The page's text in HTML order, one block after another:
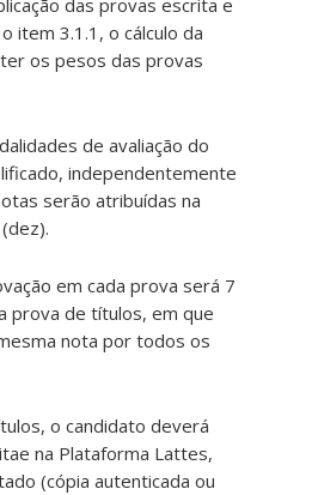
item 3.1.1, o cálculo da
os pesos das provas
de avaliação do
independentemente
serão atribuídas na
em cada prova será 7
prova de títulos, em que
nota por todos os
o candidato deverá
na Plataforma Lattes,
(cópia autenticada ou